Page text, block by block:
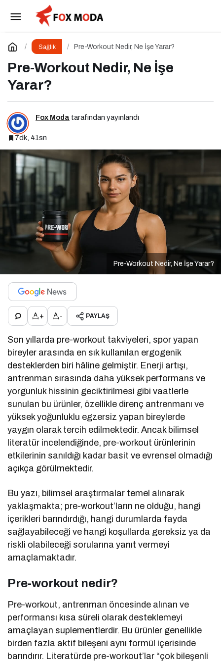
Sağlık Pre-Workout Nedir, Ne İşe Yarar?
Pre-Workout Nedir, Ne İşe
Yarar?
Fox Moda tarafından yayınlandı
7dk, 41sn
Pre-Workout Nedir, Ne İşe Yarar?
+ - PAYLAŞ
Son yıllarda pre-workout takviyeleri, spor yapan
bireyler arasında en sık kullanılan ergogenik
desteklerden biri hâline gelmiştir. Enerji artışı,
antrenman sırasında daha yüksek performans ve
yorgunluk hissinin geciktirilmesi gibi vaatlerle
sunulan bu ürünler, özellikle direnç antrenmanı ve
yüksek yoğunluklu egzersiz yapan bireylerde
yaygın olarak tercih edilmektedir. Ancak bilimsel
literatür incelendiğinde, pre-workout ürünlerinin
etkilerinin sanıldığı kadar basit ve evrensel olmadığı
açıkça görülmektedir.
Bu yazı, bilimsel araştırmalar temel alınarak
yaklaşmakta; pre-workout’ların ne olduğu, hangi
içerikleri barındırdığı, hangi durumlarda fayda
sağlayabileceği ve hangi koşullarda gereksiz ya da
riskli olabileceği sorularına yanıt vermeyi
amaçlamaktadır.
Pre-workout nedir?
Pre-workout, antrenman öncesinde alınan ve
performansı kısa süreli olarak desteklemeyi
amaçlayan suplementlerdir. Bu ürünler genellikle
birden fazla aktif bileşeni aynı formül içerisinde
barındırır. Literatürde pre-workout’lar “çok bileşenli
Glutamin Nedir? Ne İçin Kullanılır?
Yorum Yap